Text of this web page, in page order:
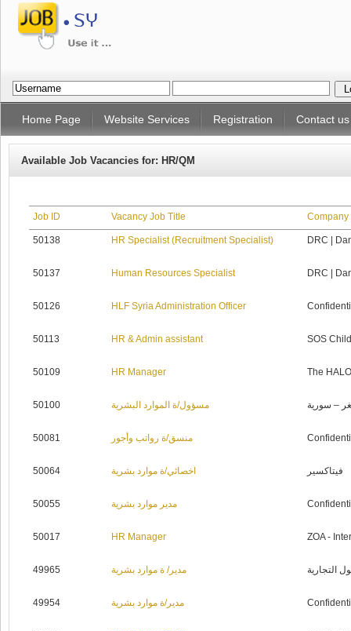
Home Page Website Services Registration Contact us
Available Job Vacancies for: HR/QM
Job ID Vacancy Job Title Company
50138 HR Specialist (Recruitment Specialist) DRC |
50137 Human Resources Specialist DRC |
50126 HLF Syria Administration Officer
50113 HR & Admin assistant SOS
50109 HR Manager The
50100 مسؤول/ة الموارد البشرية – سورية
50081 منسق/ة رواتب وأجور
50064 اخصائي/ة موارد بشرية فيتاكسير
50055 مدير موارد بشرية
50017 HR Manager ZOA -
49965 مدير/ ة موارد بشرية التجارية
49954 مدير/ة موارد بشرية